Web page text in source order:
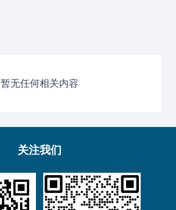
暂无任何相关内容
关注我们